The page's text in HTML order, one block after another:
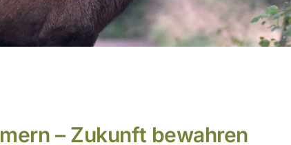
– Zukunft bewahren